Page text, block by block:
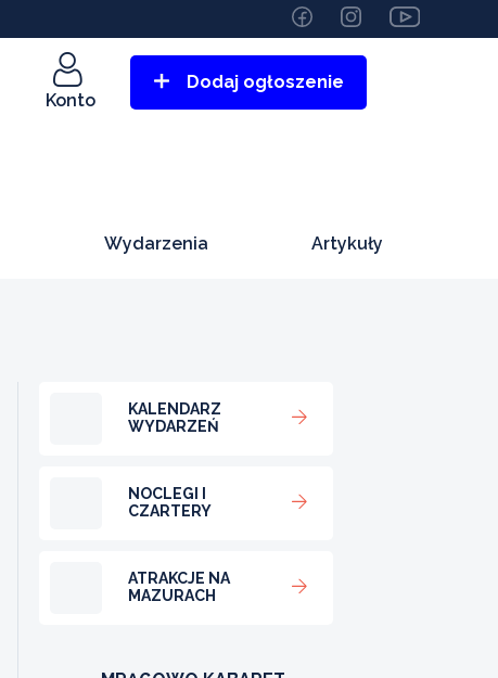
Konto
Dodaj ogłoszenie
Wydarzenia Artykuły
KALENDARZ
WYDARZEŃ
NOCLEGI I
CZARTERY
ATRAKCJE NA
MAZURACH